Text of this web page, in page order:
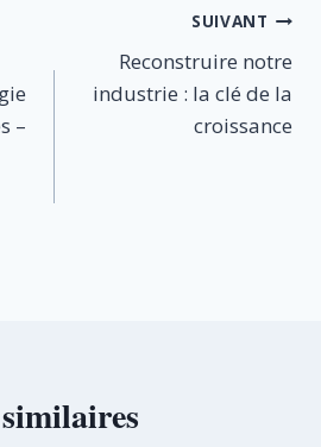
–
SUIVANT
Reconstruire notre
industrie : la clé de la
croissance​